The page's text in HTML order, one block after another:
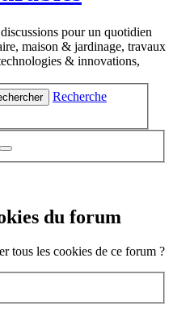
pour un quotidien
maison & jardinage, travaux
& innovations,
Recherche
du forum
tous les cookies de ce forum ?